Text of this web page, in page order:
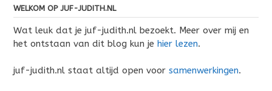
WELKOM OP JUF-JUDITH.NL
Wat leuk dat je juf-judith.nl bezoekt. Meer over mij en
het ontstaan van dit blog kun je hier lezen.
juf-judith.nl staat altijd open voor samenwerkingen.